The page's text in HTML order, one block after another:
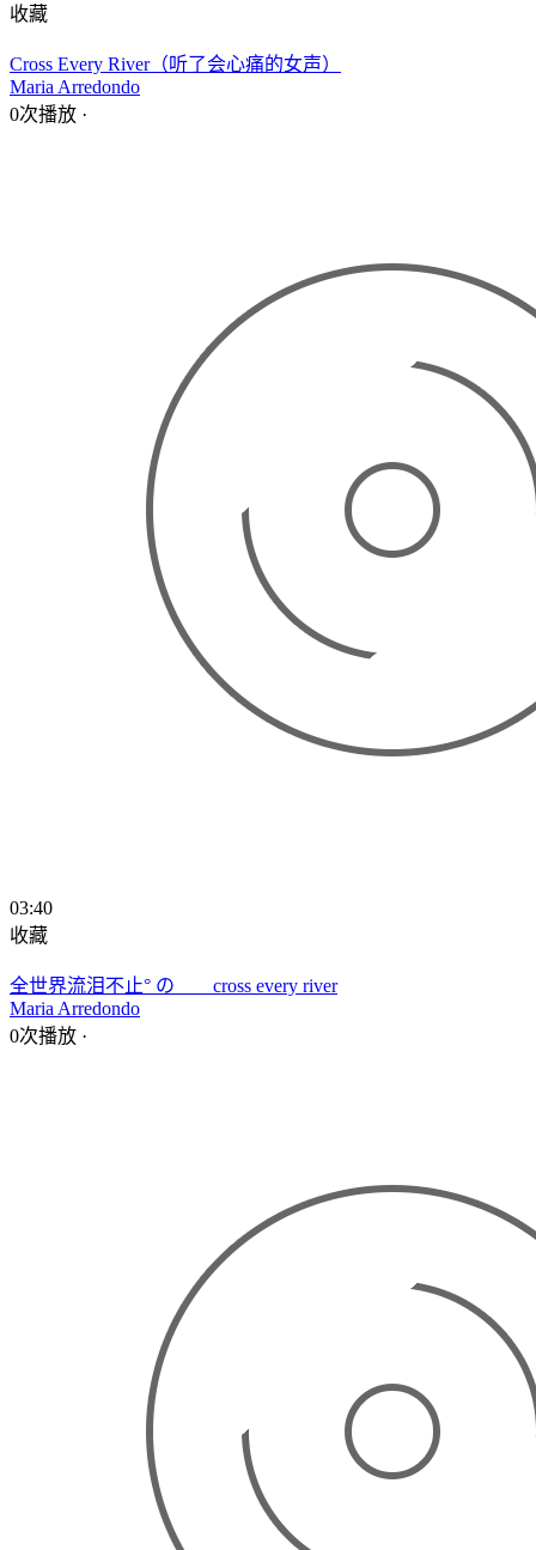
收藏
Cross Every River（听了会心痛的女声）
Maria Arredondo
0次播放 ·
03:40
收藏
全世界流泪不止° の cross every river
Maria Arredondo
0次播放 ·